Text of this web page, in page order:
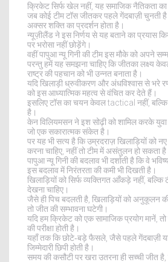
क्रिकेट सिर्फ खेल नहीं, यह समाजिक नैतिकता का
जब कोई टीम टॉस जीतकर पहले गेंदबाज़ी चुनती है
अक्सर शक्ति का प्रदर्शन होता है।
न्यूज़ीलैंड ने इस निर्णय से यह बताने का प्रयास
पर भरोसा नहीं छोड़ेंगे।
वहीं पापुआ न्यू गिनी की टीम इस मौके को अपने
परन्तु हमें यह समझना चाहिए कि जीतका लक्ष्य
राष्ट्र की पहचान को भी उन्नत बनाता है।
यदि खिलाड़ी ध्रुवीकरण और अंधविश्वास से भरे
को इस आध्यात्मिक महत्व से वंचित कर देते हैं।
इसलिए टॉस का चयन केवल tactical नहीं, बल्कि
है।
केन विलियमसन ने इश सोढ़ी को शामिल करके युवा
जो एक सकारात्मक संकेत है।
पर यह भी सत्य है कि उम्रदराज़ खिलाड़ियों को
करना चाहिए, नहीं तो टीम में असंतुलन हो सकता
पापुआ न्यू गिनी की बदलाव भी दर्शाती है कि वे
इस बदलाव में निरंतरता की कमी भी दिखती है।
खिलाड़ियों को सिर्फ व्यक्तिगत आँकड़े नहीं, बल्कि
देखना चाहिए।
जैसे ही पिच बदलती है, खिलाड़ियों को अनुकूलन की
तो जीत की सम्भावना घटेगी।
यदि हम क्रिकेट को एक सामाजिक प्रयोग मानें,
की परीक्षा होती है।
यहाँ तक कि छोटे‑बड़े फैसले, जैसे पहले गेंदबाज़ी या
जिम्मेदारी छिपी होती है।
समय की कसौटी पर खरा उतरना ही सच्ची जीत